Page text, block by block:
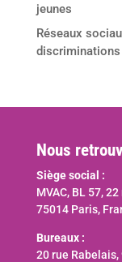
jeunes
Réseaux
discriminations
Nous
Siège social :
MVAC, BL 57,
75014 Paris,
Bureaux :
20 rue